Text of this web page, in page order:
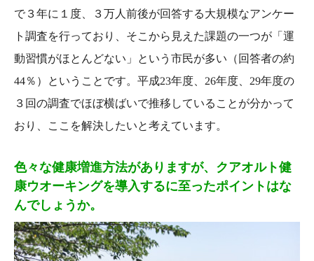
で３年に１度、３万人前後が回答する大規模なアンケー
ト調査を行っており、そこから見えた課題の一つが「運
動習慣がほとんどない」という市民が多い（回答者の約
44％）ということです。平成23年度、26年度、29年度の
３回の調査でほぼ横ばいで推移していることが分かって
おり、ここを解決したいと考えています。
色々な健康増進方法がありますが、クアオルト健
康ウオーキングを導入するに至ったポイントはな
んでしょうか。